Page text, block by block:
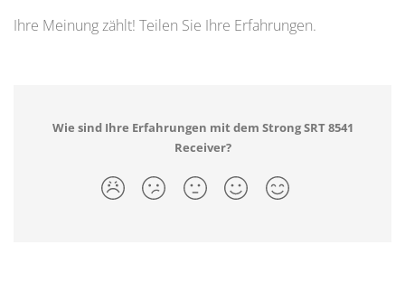
Ihre Meinung zählt! Teilen Sie Ihre Erfahrungen.
Wie sind Ihre Erfahrungen mit dem Strong SRT 8541
Receiver?